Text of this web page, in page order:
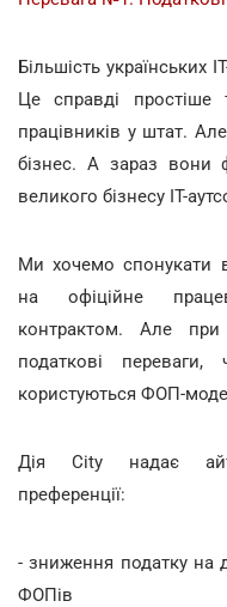
Більшість
Це справді
працівників у штат.
бізнес. А зараз вони
великого бізнесу IT-
Ми хочемо спонукати
на офіційне
контрактом. Але
податкові
користуються ФОП-
Дія City надає
преференції:
- зниження податку на
ФОПів